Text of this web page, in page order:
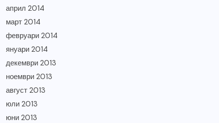
април 2014
март 2014
февруари 2014
януари 2014
декември 2013
ноември 2013
август 2013
юли 2013
юни 2013